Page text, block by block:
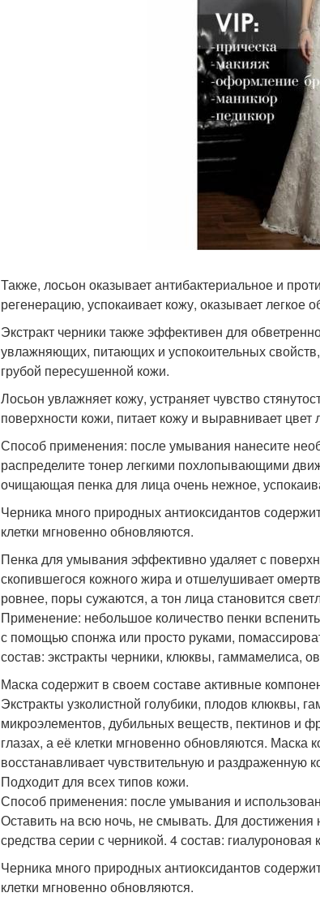
Также, лосьон оказывает антибактериальное и
регенерацию, успокаивает кожу, оказывает легкое
Экстракт черники также эффективен для
увлажняющих, питающих и успокоительных
грубой пересушенной кожи.
Лосьон увлажняет кожу, устраняет чувство
поверхности кожи, питает кожу и выравнивает цвет
Способ применения: после умывания нанесите
распределите тонер легкими похлопывающими
очищающая пенка для лица очень нежное,
Черника много природных антиоксидантов
клетки мгновенно обновляются.
Пенка для умывания эффективно удаляет с
скопившегося кожного жира и отшелушивает
ровнее, поры сужаются, а тон лица становится
Применение: небольшое количество пенки
с помощью спонжа или просто руками,
состав: экстракты черники, клюквы, гаммамелиса,
Маска содержит в своем составе активные
Экстракты узколистной голубики, плодов клюквы,
микроэлементов, дубильных веществ, пектинов и
глазах, а её клетки мгновенно обновляются. Маска
восстанавливает чувствительную и раздраженную
Подходит для всех типов кожи.
Способ применения: после умывания и
Оставить на всю ночь, не смывать. Для достижения
средства серии с черникой. 4 состав: гиалуроновая
Черника много природных антиоксидантов
клетки мгновенно обновляются.